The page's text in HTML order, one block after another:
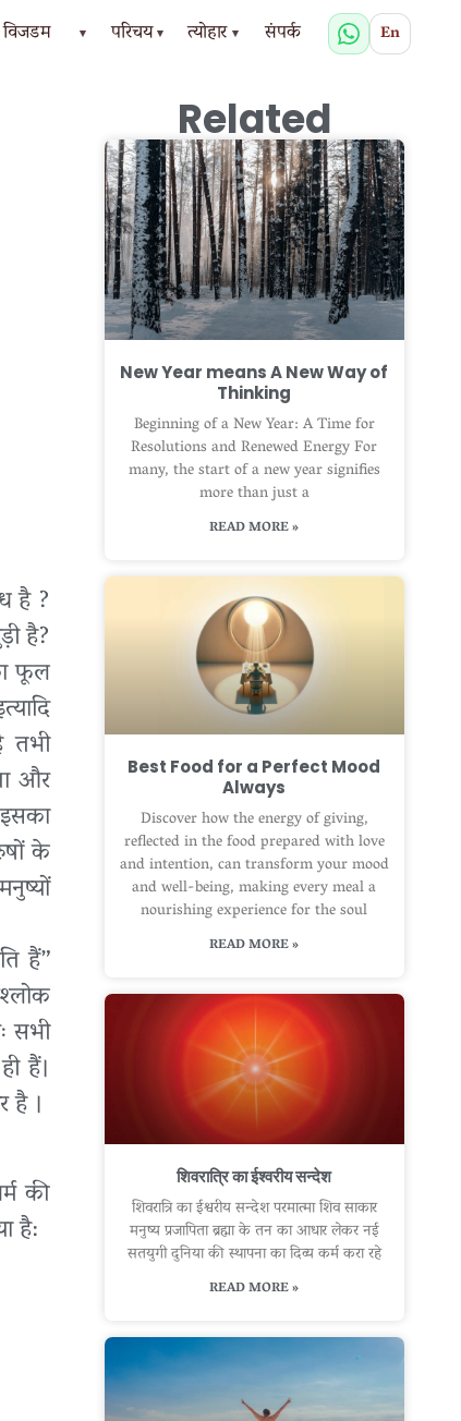
विजडम ▾ परिचय▾ त्योहार ▾ संपर्क En
है ?
है?
फूल
तभी
और
के
हैं”
सभी
हैं।
है ।
की
है:
Related
New Year means A New Way of
Thinking
Beginning of a New Year: A Time for
Resolutions and Renewed Energy For
many, the start of a new year signifies
more than just a
READ MORE »
Best Food for a Perfect Mood
Always
Discover how the energy of giving,
reflected in the food prepared with love
and intention, can transform your mood
and well-being, making every meal a
nourishing experience for the soul
READ MORE »
शिवरात्रि का ईश्वरीय सन्देश
शिवरात्रि का ईश्वरीय सन्देश परमात्मा शिव साकार
मनुष्य प्रजापिता ब्रह्मा के तन का आधार लेकर नई
सतयुगी दुनिया की स्थापना का दिव्य कर्म करा रहे
READ MORE »